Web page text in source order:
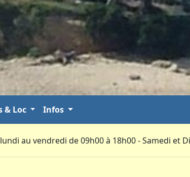
& Loc Infos
au vendredi de 09h00 à 18h00 - Samedi et